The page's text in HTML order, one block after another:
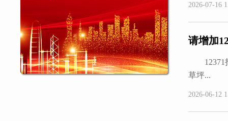
2026-07-16
请增加
12371打
草坪...
2026-06-12